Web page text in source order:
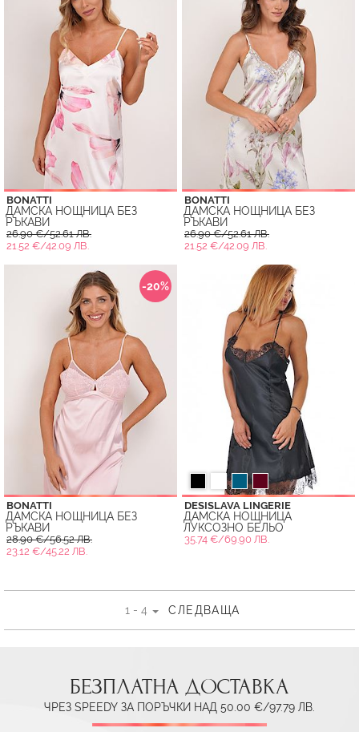
BONATTI
ДАМСКА НОЩНИЦА БЕЗ
РЪКАВИ
26.90 €/52.61 ЛВ.
21.52 €/42.09 ЛВ.
BONATTI
ДАМСКА НОЩНИЦА БЕЗ
РЪКАВИ
26.90 €/52.61 ЛВ.
21.52 €/42.09 ЛВ.
-20%
BONATTI
ДАМСКА НОЩНИЦА БЕЗ
РЪКАВИ
28.90 €/56.52 ЛВ.
23.12 €/45.22 ЛВ.
DESISLAVA LINGERIE
ДАМСКА НОЩНИЦА
ЛУКСОЗНО БЕЛЬО
35.74 €/69.90 ЛВ.
1 - 4 СЛЕДВАЩА
БЕЗПЛАТНА ДОСТАВКА
ЧРЕЗ SPEEDY ЗА ПОРЪЧКИ НАД 50.00 €/97.79 ЛВ.